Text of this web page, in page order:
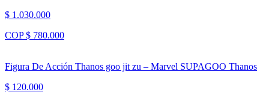
$ 1.030.000
COP $ 780.000
Figura De Acción Thanos goo jit zu – Marvel SUPAGOO Thanos
$ 120.000